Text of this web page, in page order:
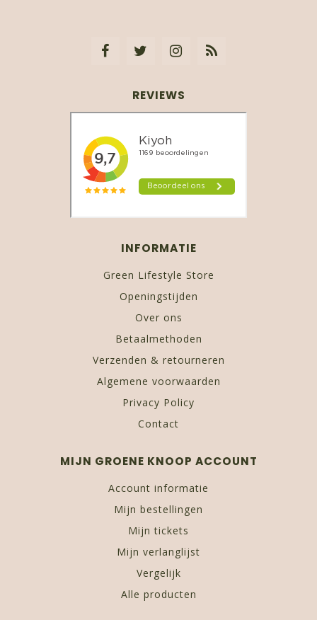
REVIEWS
INFORMATIE
Green Lifestyle Store
Openingstijden
Over ons
Betaalmethoden
Verzenden & retourneren
Algemene voorwaarden
Privacy Policy
Contact
MIJN GROENE KNOOP ACCOUNT
Account informatie
Mijn bestellingen
Mijn tickets
Mijn verlanglijst
Vergelijk
Alle producten